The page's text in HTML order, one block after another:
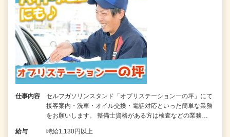
仕事内容
セルフガソリンスタンド「オブリステーション一の坪」にて
接客案内・洗車・オイル交換・電話対応といった簡単な業務
をお願いします。 整備士資格がある方は検査などの業務…
給与 時給1,130円以上